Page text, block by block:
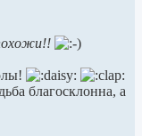
благосклонна, а